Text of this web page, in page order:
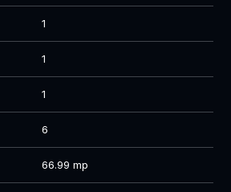
1
1
1
6
66.99 mp